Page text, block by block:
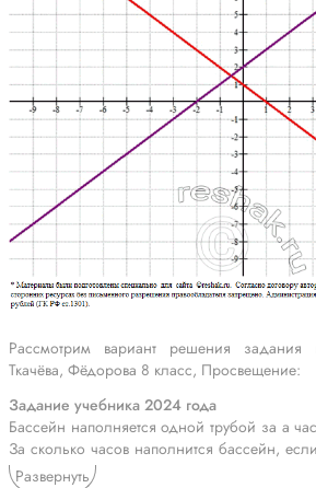
Рассмотрим вариант решения задания
Ткачёва, Фёдорова 8 класс, Просвещение:
Задание учебника 2024 года
Бассейн наполняется одной трубой за a
За сколько часов наполнится бассейн,
две трубы?
Развернуть